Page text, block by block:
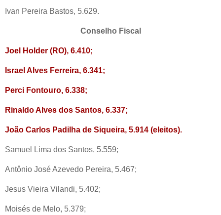
Ivan Pereira Bastos, 5.629.
Conselho Fiscal
Joel Holder (RO), 6.410;
Israel Alves Ferreira, 6.341;
Perci Fontouro, 6.338;
Rinaldo Alves dos Santos, 6.337;
João Carlos Padilha de Siqueira, 5.914 (eleitos).
Samuel Lima dos Santos, 5.559;
Antônio José Azevedo Pereira, 5.467;
Jesus Vieira Vilandi, 5.402;
Moisés de Melo, 5.379;